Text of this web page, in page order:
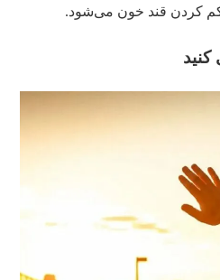
کردن قند خون می‌شود.